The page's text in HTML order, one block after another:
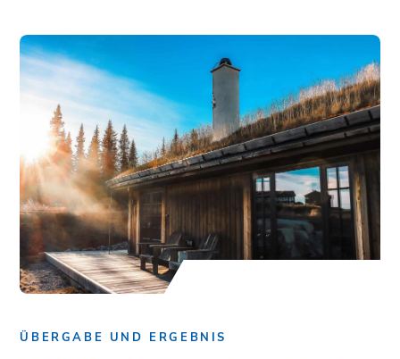
ÜBERGABE UND ERGEBNIS